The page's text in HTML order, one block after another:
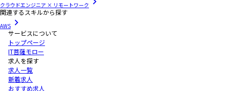
クラウドエンジニア × リモートワーク
関連するスキルから探す
AWS
サービスについて
トップページ
IT菩薩モロー
求人を探す
求人一覧
新着求人
おすすめ求人